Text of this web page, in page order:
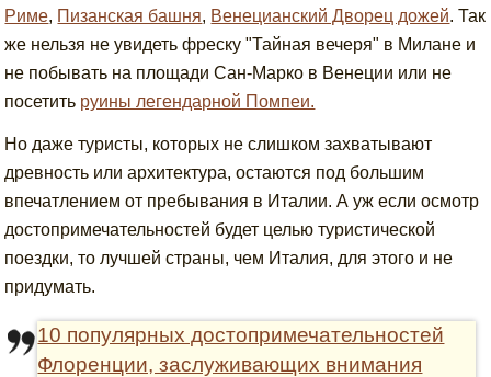
Риме, Пизанская башня, Венецианский Дворец дожей. Так
же нельзя не увидеть фреску "Тайная вечеря" в Милане и
не побывать на площади Сан-Марко в Венеции или не
посетить руины легендарной Помпеи.
Но даже туристы, которых не слишком захватывают
древность или архитектура, остаются под большим
впечатлением от пребывания в Италии. А уж если осмотр
достопримечательностей будет целью туристической
поездки, то лучшей страны, чем Италия, для этого и не
придумать.
10 популярных достопримечательностей
Флоренции, заслуживающих внимания